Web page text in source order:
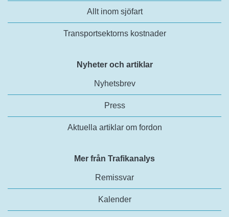
Allt inom sjöfart
Transportsektorns kostnader
Nyheter och artiklar
Nyhetsbrev
Press
Aktuella artiklar om fordon
Mer från Trafikanalys
Remissvar
Kalender